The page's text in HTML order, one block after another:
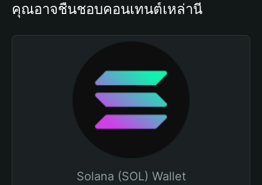
คุณอาจชื่นชอบคอนเทนต์เหล่านี้
Solana (SOL) Wallet